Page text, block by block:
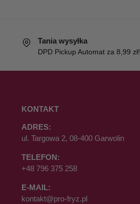
Tania wysyłka
DPD Pickup Automat za 8,99 zł!
KONTAKT
ADRES:
ul. Targowa 2, 08-400 Garwolin
TELEFON:
+48 796 375 258
E-MAIL:
kontakt@pro-fryz.pl